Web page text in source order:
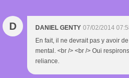
D DANIEL GENTY 07/02/2014
En fait, il ne devrait pas y avoir
mental. <br /> <br /> Oui
reliance.